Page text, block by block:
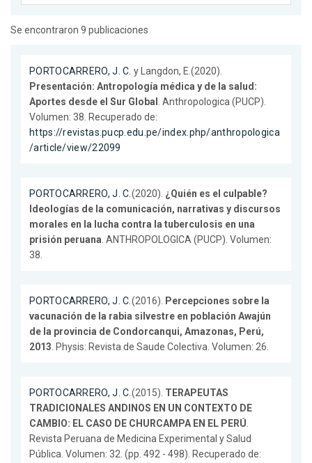
Se encontraron 9 publicaciones
PORTOCARRERO, J. C. y Langdon, E.(2020).
Presentación: Antropología médica y de la salud:
Aportes desde el Sur Global . Anthropologica (PUCP).
Volumen: 38. Recuperado de:
https://revistas.pucp.edu.pe/index.php/anthropologica
/article/view/22099
PORTOCARRERO, J. C.(2020). ¿Quién es el culpable?
Ideologías de la comunicación, narrativas y discursos
morales en la lucha contra la tuberculosis en una
prisión peruana. ANTHROPOLOGICA (PUCP). Volumen:
38.
PORTOCARRERO, J. C.(2016). Percepciones sobre la
vacunación de la rabia silvestre en población Awajún
de la provincia de Condorcanqui, Amazonas, Perú,
2013. Physis: Revista de Saude Colectiva. Volumen: 26.
PORTOCARRERO, J. C.(2015). TERAPEUTAS
TRADICIONALES ANDINOS EN UN CONTEXTO DE
CAMBIO: EL CASO DE CHURCAMPA EN EL PERÚ.
Revista Peruana de Medicina Experimental y Salud
Pública. Volumen: 32. (pp. 492 - 498). Recuperado de: